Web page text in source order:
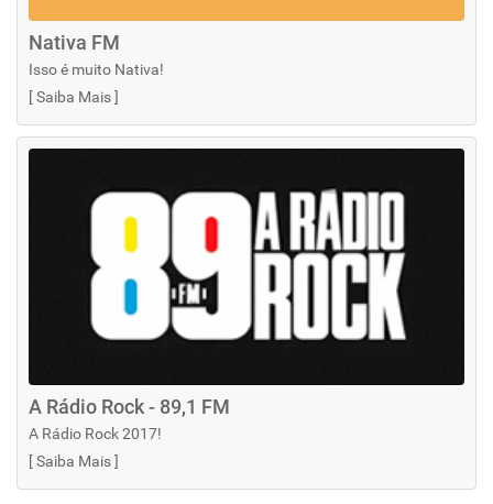
Nativa FM
Isso é muito Nativa!
[Saiba Mais]
A Rádio Rock - 89,1 FM
A Rádio Rock 2017!
[Saiba Mais]